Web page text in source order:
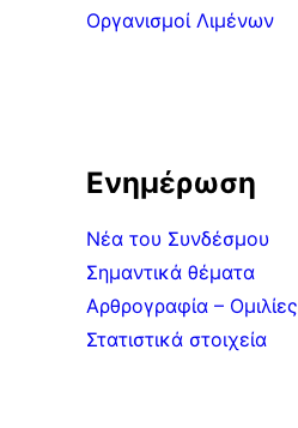
Οργανισμοί Λιμένων
Ενημέρωση
Νέα του Συνδέσμου
Σημαντικά θέματα
Αρθρογραφία – Ομιλίες
Στατιστικά στοιχεία